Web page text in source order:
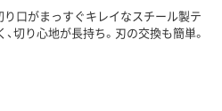
り口がまっすぐキレイなスチール製テ
切り心地が長持ち。刃の交換も簡単。